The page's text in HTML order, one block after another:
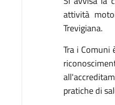
attività
Trevigiana.
Tra i Comuni
pratiche di